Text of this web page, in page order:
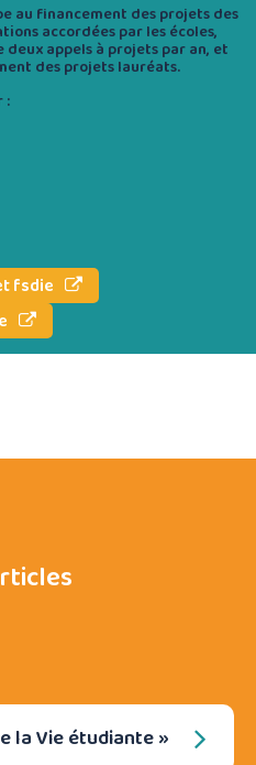
au financement des projets des
accordées par les écoles,
deux appels à projets par an, et
des projets lauréats.
:
fsdie
la Vie étudiante »